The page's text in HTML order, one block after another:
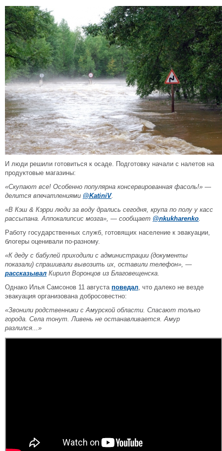
И люди решили готовиться к осаде. Подготовку начали с налетов на
продуктовые магазины:
«Скупают все! Особенно популярна консервированная фасоль!» —
делится впечатлениями @KatiniV.
«В Кэш & Кэрри люди за воду дрались сегодня, крупа по полу у касс
рассыпана. Аппокалипсис мозга», — сообщает @nkukharenko.
Работу государственных служб, готовящих население к эвакуации,
блогеры оценивали по-разному.
«К деду с бабулей приходили с администрации (документы
показали) спрашивали вывозить их, оставили телефон», —
рассказывал Кирилл Воронцов из Благовещенска.
Однако Илья Самсонов 11 августа поведал, что далеко не везде
эвакуация организована добросовестно:
«Звонили родственники с Амурской области. Спасают только
города. Села тонут. Ливень не останавливается. Амур
разлился...»